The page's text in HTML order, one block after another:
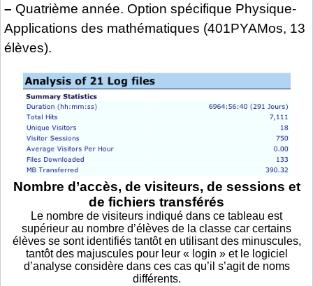
– Quatrième année. Option spécifique Physique-
Applications des mathématiques (401PYAMos, 13
élèves).
Nombre d’accès, de visiteurs, de sessions et
de fichiers transférés
Le nombre de visiteurs indiqué dans ce tableau est
supérieur au nombre d’élèves de la classe car certains
élèves se sont identifiés tantôt en utilisant des minuscules,
tantôt des majuscules pour leur « login » et le logiciel
d’analyse considère dans ces cas qu’il s’agit de noms
différents.